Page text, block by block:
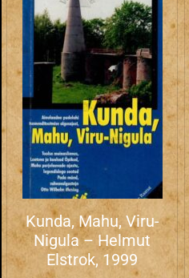
Kunda, Mahu, Viru-
Nigula – Helmut
Elstrok, 1999